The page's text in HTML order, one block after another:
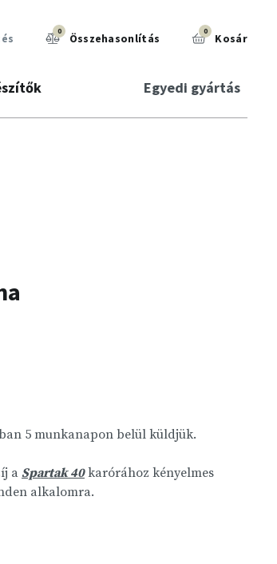
0 Összehasonlítás 0 Kosár
Egyedi gyártás
5 munkanapon belül küldjük.
a Spartak 40karórához kényelmes
alkalomra.